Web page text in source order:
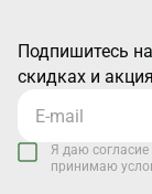
Подпишитесь
скидках и
Я даю
принимаю